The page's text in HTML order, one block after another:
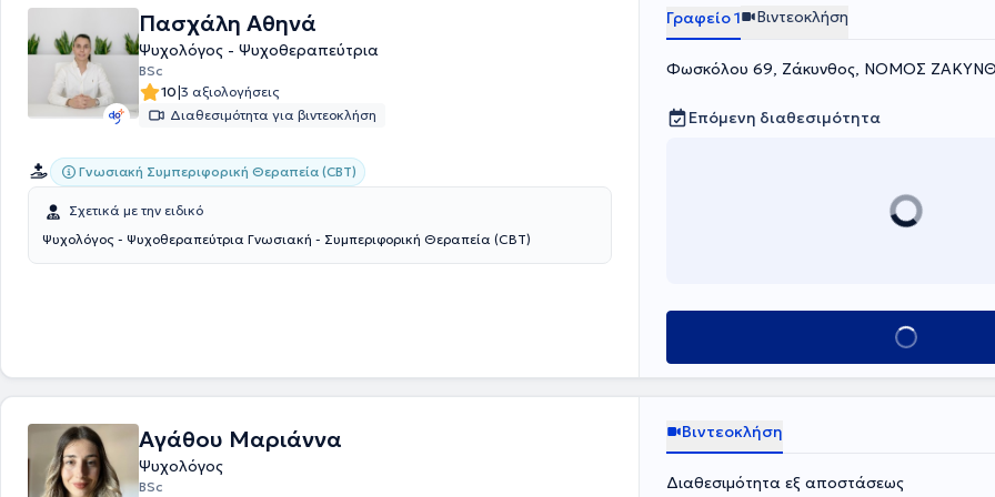
Πεντέλης, στο "Μαζί για το παιδί", στο Αναρρωτήριο Παίδων Πεντέλης, στα Δημοτικά
Ιατρεία του Δήμου Ηρακλείου Αττικής και σε άλλες δομές. Τέλος, συμμετέχει σε
πολυάριθμα συνέδρια, ειδικά σεμινάρια, workshops, ημερίδες στην Ελλάδα, με στόχο
τη διαρκή ενημέρωση και κατάρτιση της.
Πασχάλη Αθηνά
Ψυχολόγος - Ψυχοθεραπεύτρια
BSc
10|3 αξιολογήσεις
Διαθεσιμότητα για βιντεοκλήση
Γνωσιακή Συμπεριφορική Θεραπεία (CBT)
Σχετικά με την ειδικό
Ψυχολόγος - Ψυχοθεραπεύτρια Γνωσιακή - Συμπεριφορική Θεραπεία (CBT)
Γραφείο 1 Βιντεοκλήση
Φωσκόλου 69, Ζάκυνθος, ΝΟΜΟΣ
Επόμενη διαθεσιμότητα
Κλείσε ραντεβού
Αγάθου Μαριάννα
Ψυχολόγος
BSc
Βιντεοκλήση
Διαθεσιμότητα εξ αποστάσεως